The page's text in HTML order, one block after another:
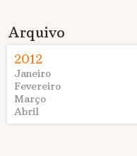
Arquivo
2012
Janeiro
Fevereiro
Março
Abril